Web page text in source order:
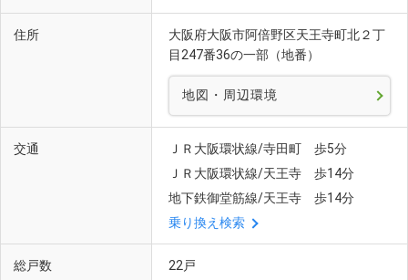
産直市場よってって てんしば店(徒歩17分・約1310m)
住所
大阪府大阪市阿倍野区天王寺町北２丁
目247番36の一部（地番）
地図・周辺環境
交通
ＪＲ大阪環状線/寺田町 歩5分
ＪＲ大阪環状線/天王寺 歩14分
地下鉄御堂筋線/天王寺 歩14分
乗り換え検索
総戸数 22戸